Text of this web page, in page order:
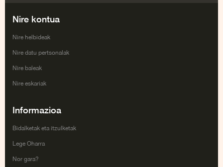
Nire kontua
Nire helbideak
Nire datu pertsonalak
Nire baleak
Nire eskariak
Informazioa
Bidalketak eta itzulketak
Lege Oharra
Nor gara?